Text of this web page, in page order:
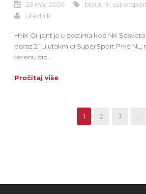
23 mar 2026 braut nl
Urednik
HNK Orijent je u gostima kod NK
poraz 2:1 u utakmici SuperSport Prve NL,
terenu bio...
Pročitaj više
1 2 3